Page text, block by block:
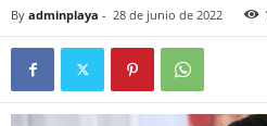
By adminplaya - 28 de junio de 2022